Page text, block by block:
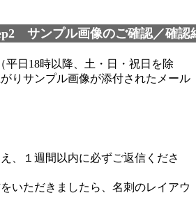
サンプル画像のご確認／確認
平日18時以降、土・日・祝日を除
りサンプル画像が添付されたメール
、１週間以内に必ずご返信くださ
いただきましたら、名刺のレイアウ